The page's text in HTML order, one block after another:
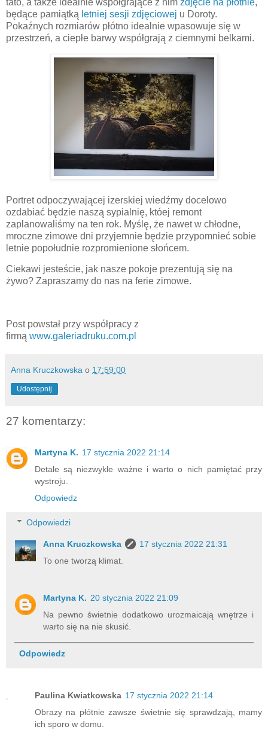
będące pamiątką letniej sesji zdjęciowej u Doroty.
Pokaźnych rozmiarów płótno idealnie wpasowuje się w
przestrzeń, a ciepłe barwy współgrają z ciemnymi belkami.
Portret odpoczywającej izerskiej wiedźmy docelowo
ozdabiać będzie naszą sypialnię, któej remont
zaplanowaliśmy na ten rok. Myślę, że nawet w chłodne,
mroczne zimowe dni przyjemnie będzie przypomnieć sobie
letnie popołudnie rozpromienione słońcem.
Ciekawi jesteście, jak nasze pokoje prezentują się na
żywo? Zapraszamy do nas na ferie zimowe.
Post powstał przy współpracy z
firmą www.galeriadruku.com.pl
Anna Kruczkowska o 17:59:00
Udostępnij
27 komentarzy:
Martyna K. 17 stycznia 2022 21:14
Detale są niezwykle ważne i warto o nich pamiętać przy
wystroju.
Odpowiedz
Odpowiedzi
Anna Kruczkowska
17 stycznia 2022 21:31
To one tworzą klimat.
Martyna K. 20 stycznia 2022 21:09
Na pewno świetnie dodatkowo urozmaicają wnętrze i
warto się na nie skusić.
Odpowiedz
Paulina Kwiatkowska 17 stycznia 2022 21:14
Obrazy na płótnie zawsze świetnie się sprawdzają, mamy
ich sporo w domu.